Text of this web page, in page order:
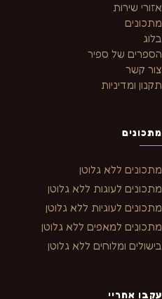
אזורי שירות
מתכונים
בלוג
הספרים של ספיר
צור קשר
תקנון ומדיניות
מתכונים
מתכונים ללא גלוטן
מתכונים לעוגות ללא גלוטן
מתכונים לעוגיות ללא גלוטן
מתכונים למאפים ללא גלוטן
בישולים ומלוחים ללא גלוטן
עקבו אחריי